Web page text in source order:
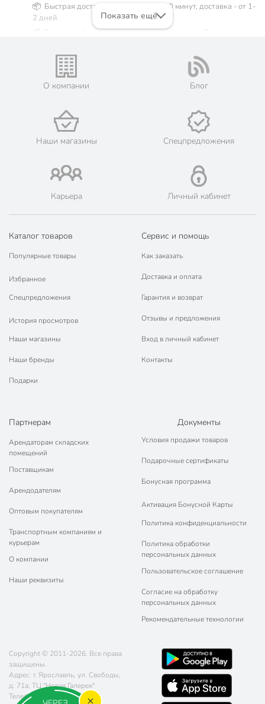
📦 Быстрая доставка. Самовывоз от 60 минут, доставка - от 1-
2 дней.
🛒 Бесплатный самовывоз из магазинов города Ярославль.
его онлайн на официальном сайте сети магазинов Порядок.
Мы предлагаем бесплатную курьерскую доставку для товара
«столы детские» при заказе от 3000 рублей в такие города,
как: Рыбинск, Тутаев, Переславль-Залесский, Углич, Ростов,
Некрасовское.
💳 Оплата: онлайн на сайте интернет-гипермаркета или
наличными при получении.
📜 Только оригинальная продукция. Интернет-гипермаркет
Порядок - официальный представитель ведущих мировых
марок.
Показать ещё
О компании Блог
Наши магазины Спецпредложения
Карьера Личный кабинет
Каталог товаров
Популярные товары
Избранное
Спецпредложения
История просмотров
Наши магазины
Наши бренды
Подарки
Сервис и помощь
Как заказать
Доставка и оплата
Гарантия и возврат
Отзывы и предложения
Вход в личный кабинет
Контакты
Партнерам
Арендаторам складских
помещений
Поставщикам
Арендодателям
Оптовым покупателям
Транспортным компаниям и
курьерам
О компании
Наши реквизиты
Документы
Условия продажи товаров
Подарочные сертификаты
Бонусная программа
Активация Бонусной Карты
Политика конфиденциальности
Политика обработки
персональных данных
Пользовательское соглашение
Согласие на обработку
персональных данных
Рекомендательные технологии
Copyright © 2011-2026. Все права
защищены.
Адрес: г. Ярославль, ул. ​Свободы,
д. 71а​, ТЦ "Новая Галерея"
Телефон:
8 (800) 770-77-06